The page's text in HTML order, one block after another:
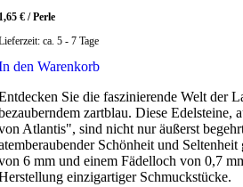
€ /Perle
ca. 5 - 7 Tage
den Warenkorb
Sie die faszinierende Welt der
zartblau. Diese Edelsteine,
Atlantis", sind nicht nur äußerst
Schönheit und
6 mm und einem Fädelloch von 0,7
einzigartiger Schmuckstücke.